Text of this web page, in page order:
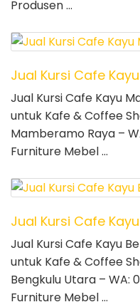
Produsen …
Jual Kursi Cafe
Jual Kursi Cafe Kayu
untuk Kafe & Coffee
Mamberamo Raya –
Furniture Mebel …
Jual Kursi Cafe
Jual Kursi Cafe Kayu
untuk Kafe & Coffee
Bengkulu Utara – WA:
Furniture Mebel …